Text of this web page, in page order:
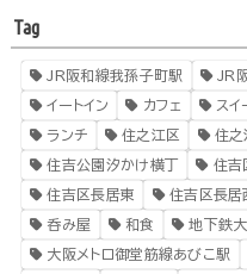
Tag
JR阪和線我孫子町駅 JR
イートイン カフェ スイ
ランチ 住之江区 住之
住吉公園汐かけ横丁 住吉
住吉区長居東 住吉区長居
呑み屋 和食 地下鉄
大阪メトロ御堂筋線あびこ駅